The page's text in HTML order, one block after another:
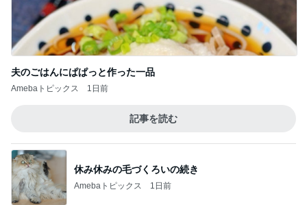
夫のごはんにぱぱっと作った一品
Amebaトピックス 1日前
記事を読む
休み休みの毛づくろいの続き
Amebaトピックス 1日前